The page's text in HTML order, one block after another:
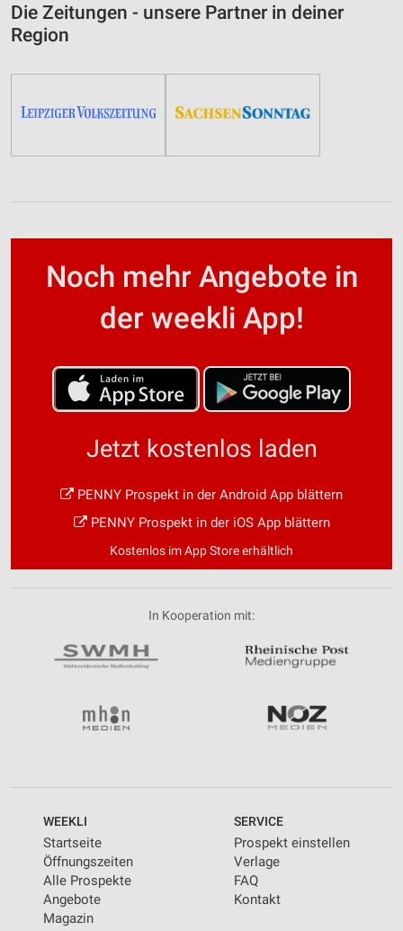
Die Zeitungen - unsere Partner in deiner
Region
Noch mehr Angebote in
der weekli App!
Jetzt kostenlos laden
PENNY Prospekt in der Android App blättern
PENNY Prospekt in der iOS App blättern
Kostenlos im App Store erhältlich
In Kooperation mit:
WEEKLI
Startseite
Öffnungszeiten
Alle Prospekte
Angebote
Magazin
SERVICE
Prospekt einstellen
Verlage
FAQ
Kontakt